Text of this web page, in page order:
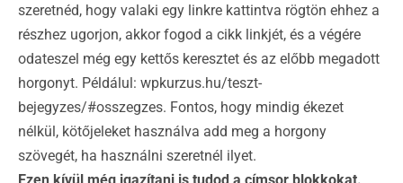
szeretnéd, hogy valaki egy linkre kattintva rögtön ehhez a
részhez ugorjon, akkor fogod a cikk linkjét, és a végére
odateszel még egy kettős keresztet és az előbb megadott
horgonyt. Példálul: wpkurzus.hu/teszt-
bejegyzes/#osszegzes. Fontos, hogy mindig ékezet
nélkül, kötőjeleket használva add meg a horgony
szövegét, ha használni szeretnél ilyet.